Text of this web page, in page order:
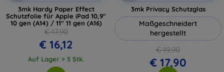
3mk Hardy Paper Effect
Schutzfolie für Apple iPad 10,9"
10 gen (A14) / 11" 11 gen (A16)
€ 17,90
€ 16,12
Auf Lager > 5 Stk.
3mk Privacy Schutzglas
Maßgeschneidert
hergestellt
€ 19,90
€ 17,90